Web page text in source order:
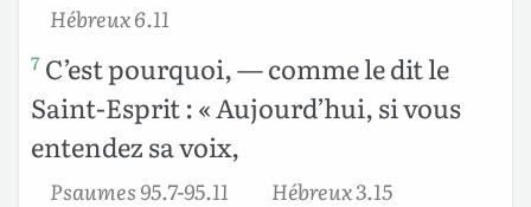
Hébreux 6.11
7 C’est pourquoi, — comme le dit le
Saint-Esprit : « Aujourd’hui, si vous
entendez sa voix,
Psaumes 95.7-95.11
Hébreux 3.15